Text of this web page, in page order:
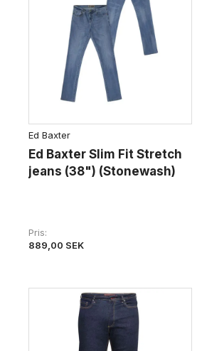
Ed Baxter
Ed Baxter Slim Fit Stretch
jeans (38") (Stonewash)
Pris
889,00 SEK